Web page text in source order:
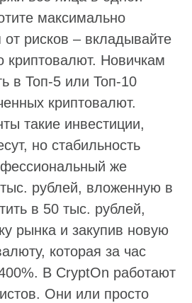
максимально
от рисков – вкладывайте
криптовалют. Новичкам
в Топ-5 или Топ-10
криптовалют.
такие инвестиции,
но стабильность
же
рублей, вложенную в
в 50 тыс. рублей,
рынка и закупив новую
которая за час
В CryptOn работают
Они или просто